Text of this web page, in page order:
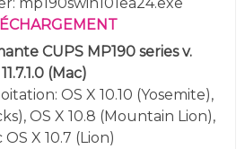
CUPS MP190 series v.
11.7.1.0 (Mac)
OS X 10.10 (Yosemite),
OS X 10.8 (Mountain Lion),
OS X 10.7 (Lion)